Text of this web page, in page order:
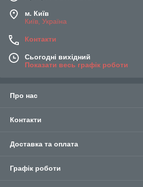
м. Київ
Київ, Україна
Контакти
Сьогодні вихідний
Показати весь графік роботи
Про нас
Контакти
Доставка та оплата
Графік роботи